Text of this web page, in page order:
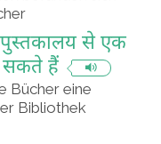
से एक
सकते हैं
Bücher eine
Bibliothek